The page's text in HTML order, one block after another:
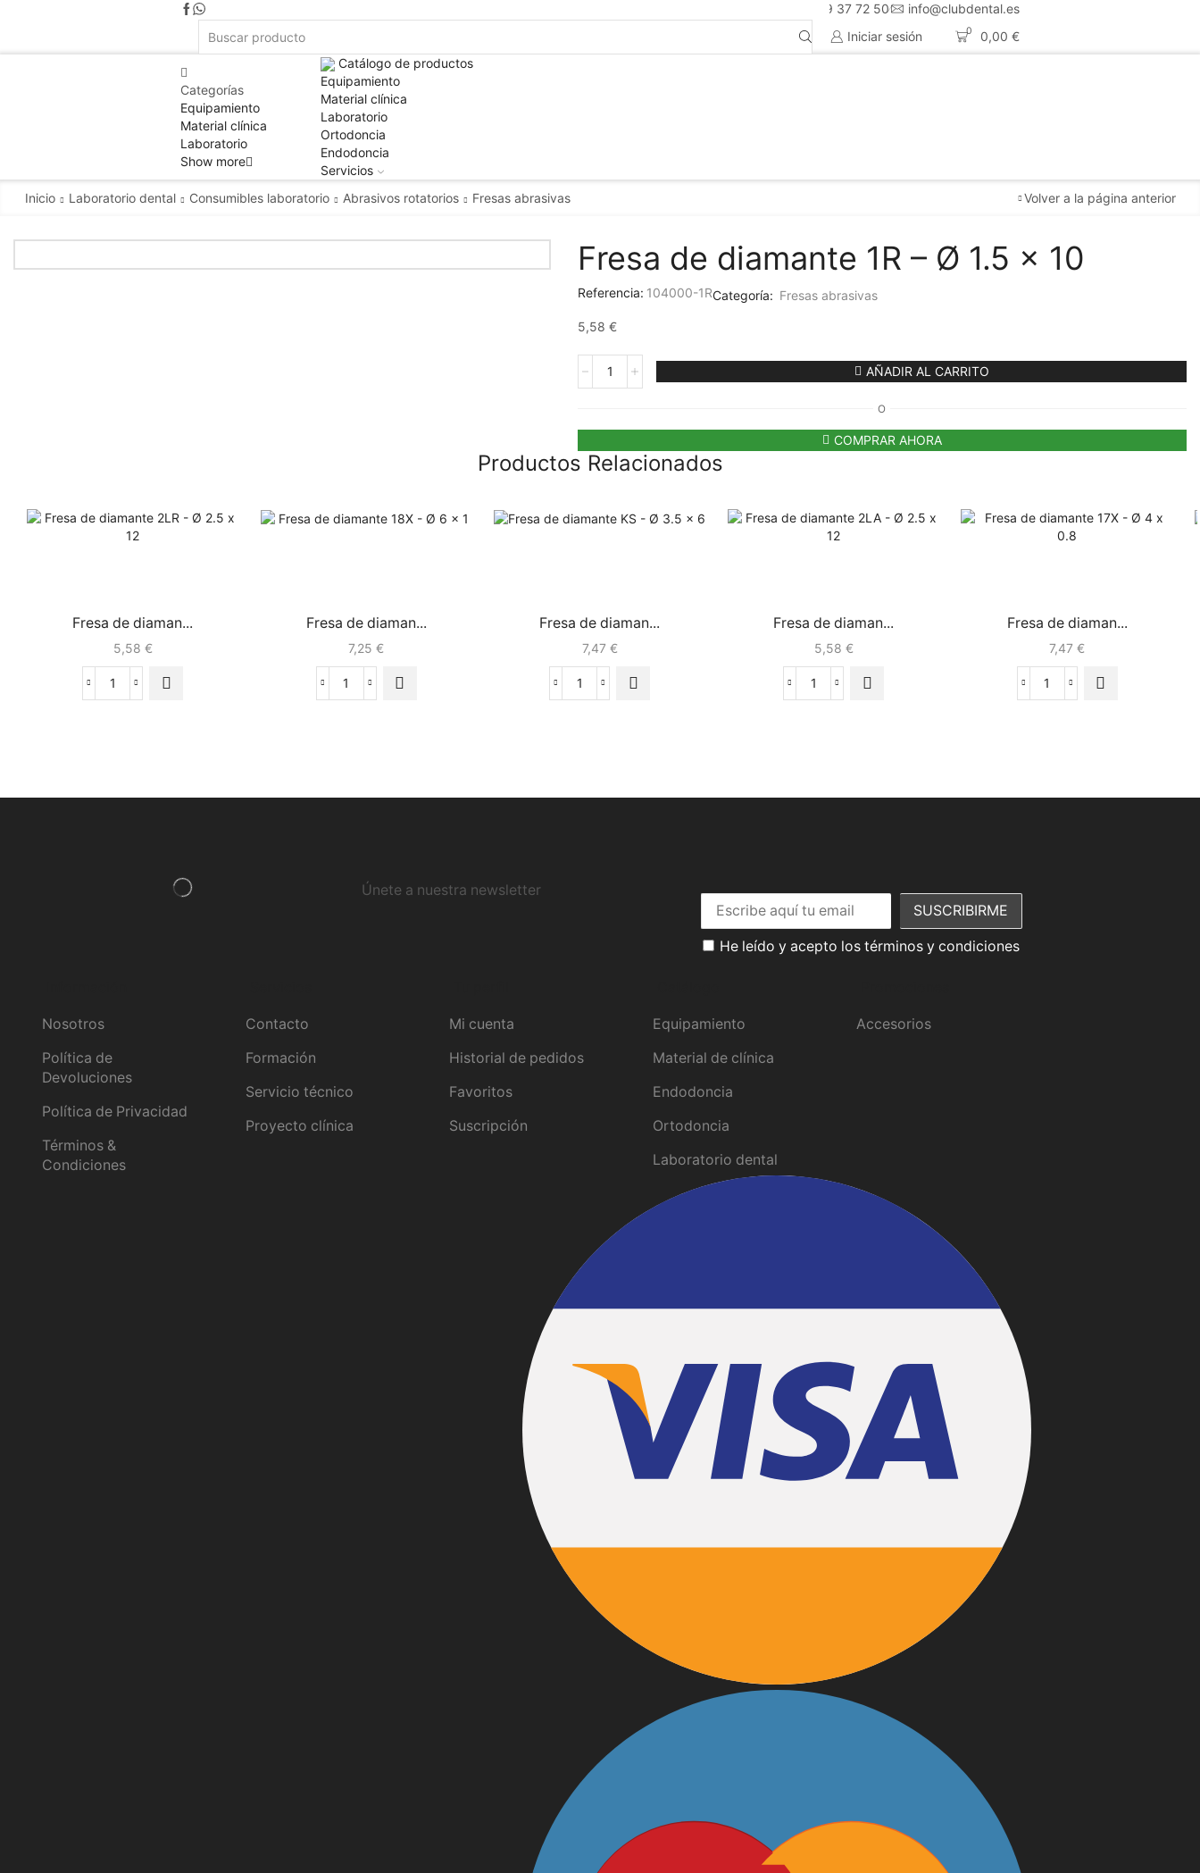
+34 659 37 72 50
info@clubdental.es
Iniciar sesión
0 0,00 €
Categorías
Equipamiento
Material clínica
Laboratorio
Show more
Catálogo de productos
Equipamiento
Material clínica
Laboratorio
Ortodoncia
Endodoncia
Servicios
Inicio
Laboratorio dental Consumibles laboratorio Abrasivos rotatorios Fresas abrasivas Volver a la página anterior
Fresa de diamante 1R – Ø 1.5 x 10
Referencia: 104000-1RCategoría: Fresas abrasivas
5,58 €
AÑADIR AL CARRITO
O
COMPRAR AHORA
Productos Relacionados
Fresa de diaman...
5,58 €
Fresa de diaman...
7,25€
Fresa de diaman...
7,47 €
Fresa de diaman...
5,58 €
Fresa de diaman...
7,47€
Únete a nuestra newsletter
He leído y acepto los términos y condiciones
Nosotros
Política de
Devoluciones
Política de Privacidad
Términos &
Condiciones
Contacto
Formación
Servicio técnico
Proyecto clínica
Mi cuenta
Historial de pedidos
Favoritos
Suscripción
Equipamiento
Material de clínica
Endodoncia
Ortodoncia
Laboratorio dental
Accesorios